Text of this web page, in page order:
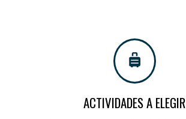
ACTIVIDADES A ELEGIR